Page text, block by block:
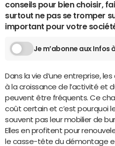
conseils pour bien choisir,
surtout ne pas se tromper
important pour votre
Je m’abonne aux Infos
Dans la vie d’une entreprise,
à la croissance de l’activité et
peuvent être fréquents. Ce
coût certain et c’est pourquoi
souvent pas leur mobilier de
Elles en profitent pour
le casse-tête du démontage